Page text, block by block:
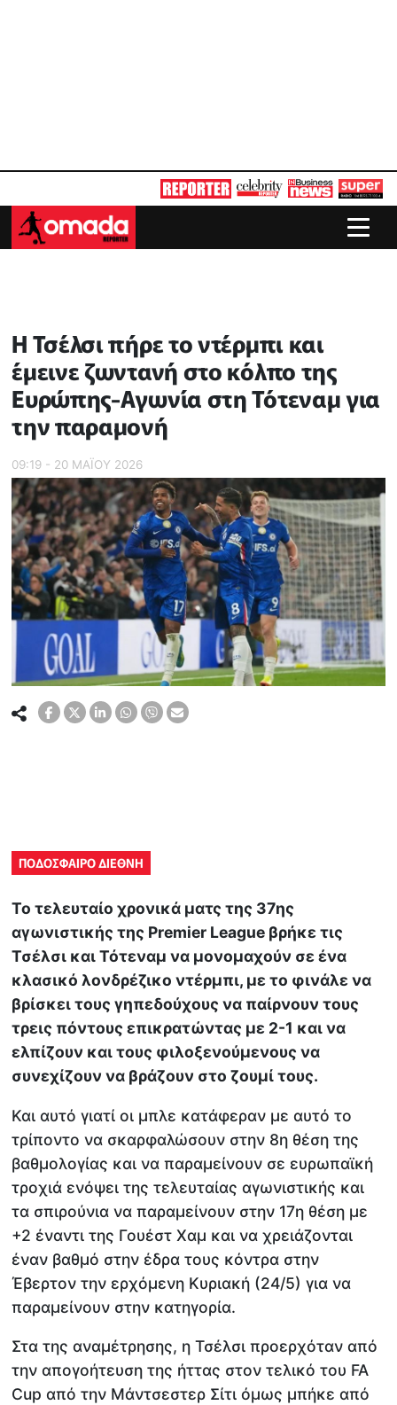
Η Τσέλσι πήρε το ντέρμπι και
έμεινε ζωντανή στο κόλπο της
Ευρώπης-Αγωνία στη Τότεναμ για
την παραμονή
09:19 - 20 ΜΑΪ́ΟΥ 2026
ΠΟΔΟΣΦΑΙΡΟ ΔΙΕΘΝΗ
Το τελευταίο χρονικά ματς της 37ης
αγωνιστικής της Premier League βρήκε τις
Τσέλσι και Τότεναμ να μονομαχούν σε ένα
κλασικό λονδρέζικο ντέρμπι, με το φινάλε να
βρίσκει τους γηπεδούχους να παίρνουν τους
τρεις πόντους επικρατώντας με 2-1 και να
ελπίζουν και τους φιλοξενούμενους να
συνεχίζουν να βράζουν στο ζουμί τους.
Και αυτό γιατί οι μπλε κατάφεραν με αυτό το
τρίποντο να σκαρφαλώσουν στην 8η θέση της
βαθμολογίας και να παραμείνουν σε ευρωπαϊκή
τροχιά ενόψει της τελευταίας αγωνιστικής και
τα σπιρούνια να παραμείνουν στην 17η θέση με
+2 έναντι της Γουέστ Χαμ και να χρειάζονται
έναν βαθμό στην έδρα τους κόντρα στην
Έβερτον την ερχόμενη Κυριακή (24/5) για να
παραμείνουν στην κατηγορία.
Στα της αναμέτρησης, η Τσέλσι προερχόταν από
την απογοήτευση της ήττας στον τελικό του FA
Cup από την Μάντσεστερ Σίτι όμως μπήκε από